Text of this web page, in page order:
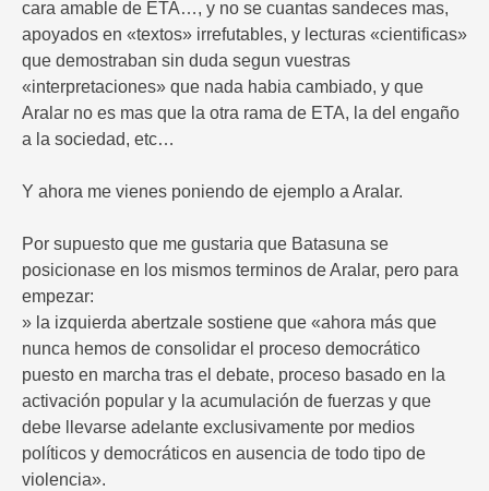
cara amable de ETA…, y no se cuantas sandeces mas,
apoyados en «textos» irrefutables, y lecturas «cientificas»
que demostraban sin duda segun vuestras
«interpretaciones» que nada habia cambiado, y que
Aralar no es mas que la otra rama de ETA, la del engaño
a la sociedad, etc…
Y ahora me vienes poniendo de ejemplo a Aralar.
Por supuesto que me gustaria que Batasuna se
posicionase en los mismos terminos de Aralar, pero para
empezar:
» la izquierda abertzale sostiene que «ahora más que
nunca hemos de consolidar el proceso democrático
puesto en marcha tras el debate, proceso basado en la
activación popular y la acumulación de fuerzas y que
debe llevarse adelante exclusivamente por medios
políticos y democráticos en ausencia de todo tipo de
violencia».